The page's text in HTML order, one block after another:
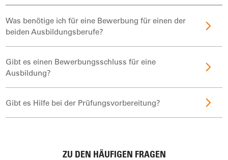
Was benötige ich für eine Bewerbung für einen der
beiden Ausbildungsberufe?
Gibt es einen Bewerbungsschluss für eine
Ausbildung?
Gibt es Hilfe bei der Prüfungsvorbereitung?
ZU DEN HÄUFIGEN FRAGEN